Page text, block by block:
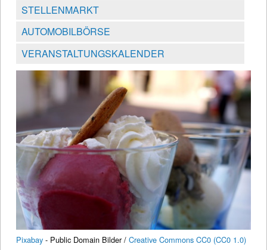
STELLENMARKT
AUTOMOBILBÖRSE
VERANSTALTUNGSKALENDER
Pixabay - Public Domain Bilder / Creative Commons CC0 (CC0 1.0)